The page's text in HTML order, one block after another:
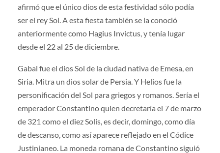
afirmó que el único dios de esta festividad sólo podía
ser el rey Sol. A esta fiesta también se la conoció
anteriormente como Hagius Invictus, y tenía lugar
desde el 22 al 25 de diciembre.
Gabal fue el dios Sol de la ciudad nativa de Emesa, en
Siria. Mitra un dios solar de Persia. Y Helios fue la
personificación del Sol para griegos y romanos. Sería el
emperador Constantino quien decretaría el 7 de marzo
de 321 como el diez Solis, es decir, domingo, como día
de descanso, como así aparece reflejado en el Códice
Justinianeo. La moneda romana de Constantino siguió